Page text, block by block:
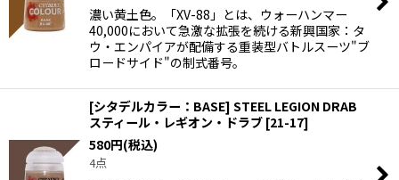
濃い黄土色。「XV-88」とは、ウォーハンマー
40,000において急激な拡張を続ける新興国家：タ
ウ・エンパイアが配備する重装型バトルスーツ"ブ
ロードサイド"の制式番号。
[シタデルカラー：BASE] STEEL LEGION DRAB
スティール・レギオン・ドラブ [21-17]
580円(税込)
4点